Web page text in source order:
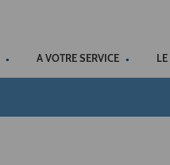
A VOTRE SERVICE